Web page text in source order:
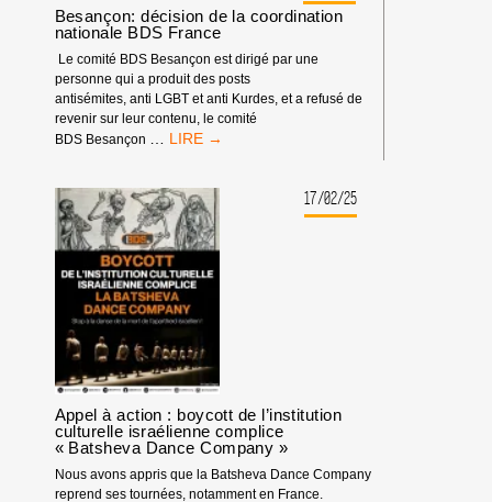
49
THÉÂTRE
NATIONAL
DE
STRASBOURG
Besançon: décision de la coordination
nationale BDS France
Le comité BDS Besançon est dirigé par une
personne qui a produit des posts
antisémites, anti LGBT et anti Kurdes, et a refusé de
revenir sur leur contenu, le comité
BDS Besançon
BESANÇON:
LA
COORDINATION
NATIONALE
BDS
FRANCE
17/02/25
Appel à action : boycott de l’institution
culturelle israélienne complice
« Batsheva Dance Company »
Nous avons appris que la Batsheva Dance Company
reprend ses tournées, notamment en France.